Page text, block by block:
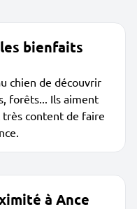
bienfaits
chien de découvrir
forêts... Ils aiment
très content de faire
à Ance